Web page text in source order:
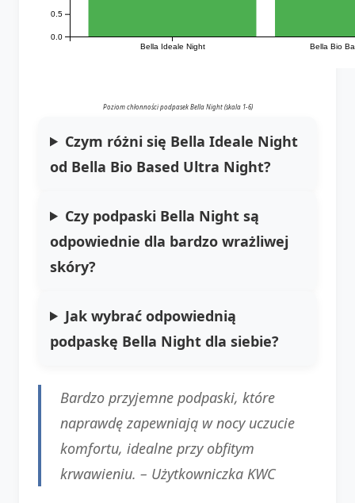
Bella Ideale Night Bella Bio
0.0
0.5
Poziom chłonności podpasek Bella Night (skala 1-6)
Czym różni się Bella Ideale Night
od Bella Bio Based Ultra Night?
Czy podpaski Bella Night są
odpowiednie dla bardzo wrażliwej
skóry?
Jak wybrać odpowiednią
podpaskę Bella Night dla siebie?
Bardzo przyjemne podpaski, które
naprawdę zapewniają w nocy uczucie
komfortu, idealne przy obfitym
krwawieniu. – Użytkowniczka KWC